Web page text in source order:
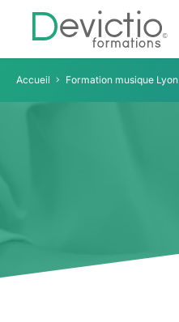
Accueil Formation musique Lyon